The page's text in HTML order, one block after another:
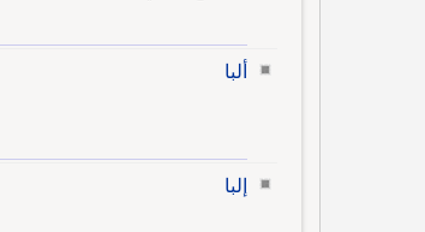
ألبا
إلبا